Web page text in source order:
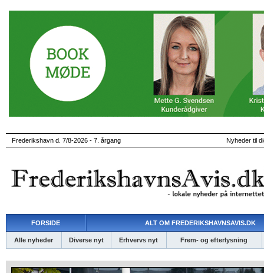
Frederikshavn d. 7/8-2026 - 7. årgang Nyheder til
FORSIDE ALT OM FREDERIKSHAVNSAVIS.DK
Alle nyheder Diverse nyt Erhvervs nyt Frem- og efterlysning